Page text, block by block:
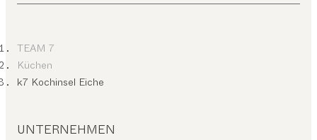
TEAM 7
Küchen
k7 Kochinsel Eiche
UNTERNEHMEN